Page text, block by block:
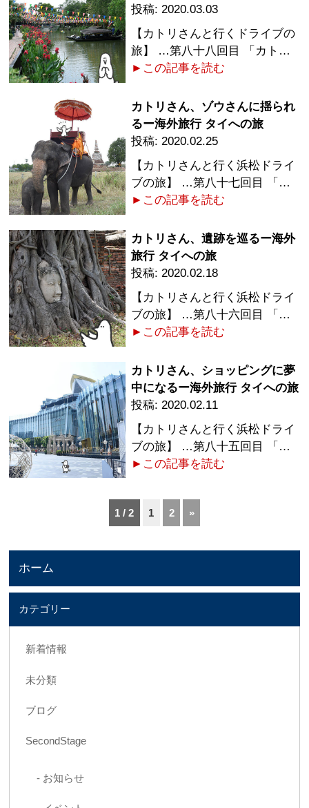
2020.03.03
【カトリさんと行くドライブの
旅】 …第八十八回目 「カト…
►この記事を読む
カトリさん、ゾウさんに揺られ
るー海外旅行 タイへの旅
2020.02.25
【カトリさんと行く浜松ドライ
ブの旅】 …第八十七回目 「…
►この記事を読む
カトリさん、遺跡を巡るー海外
旅行 タイへの旅
2020.02.18
【カトリさんと行く浜松ドライ
ブの旅】 …第八十六回目 「…
►この記事を読む
カトリさん、ショッピングに夢
中になるー海外旅行 タイへの旅
2020.02.11
【カトリさんと行く浜松ドライ
ブの旅】 …第八十五回目 「…
►この記事を読む
1 / 2 1 2 »
ホーム
カテゴリー
新着情報
未分類
ブログ
SecondStage
お知らせ